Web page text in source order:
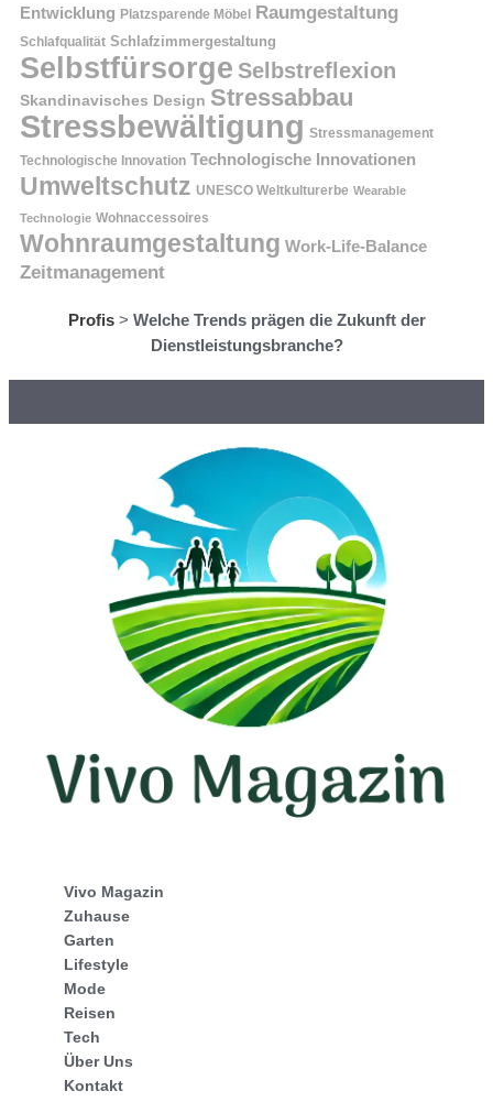
Entwicklung Platzsparende Möbel Raumgestaltung
Schlafqualität Schlafzimmergestaltung
Selbstfürsorge Selbstreflexion
Skandinavisches Design Stressabbau
Stressbewältigung Stressmanagement
Technologische Innovation Technologische Innovationen
Umweltschutz UNESCO Weltkulturerbe Wearable
Technologie Wohnaccessoires
Wohnraumgestaltung Work-Life-Balance
Zeitmanagement
Profis> Welche Trends prägen die Zukunft der
Dienstleistungsbranche?
Vivo Magazin
Zuhause
Garten
Lifestyle
Mode
Reisen
Tech
Über Uns
Kontakt